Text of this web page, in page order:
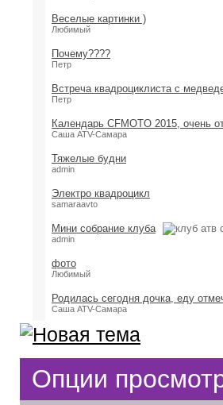
Веселые картинки )
Любимый
Почему????
Петр
Встреча квадроциклиста с
Петр
Календарь CFMOTO 2015, очень
Саша ATV-Самара
Тяжелые будни
admin
Электро квадроцикл
samaraavto
Мини собрание клуба
admin
фото
Любимый
Родилась сегодня дочка, еду
Саша ATV-Самара
Опции